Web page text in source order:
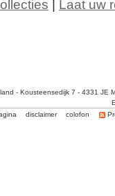
Laat uw
- Kousteensedijk 7 - 4331 JE
disclaimer colofon